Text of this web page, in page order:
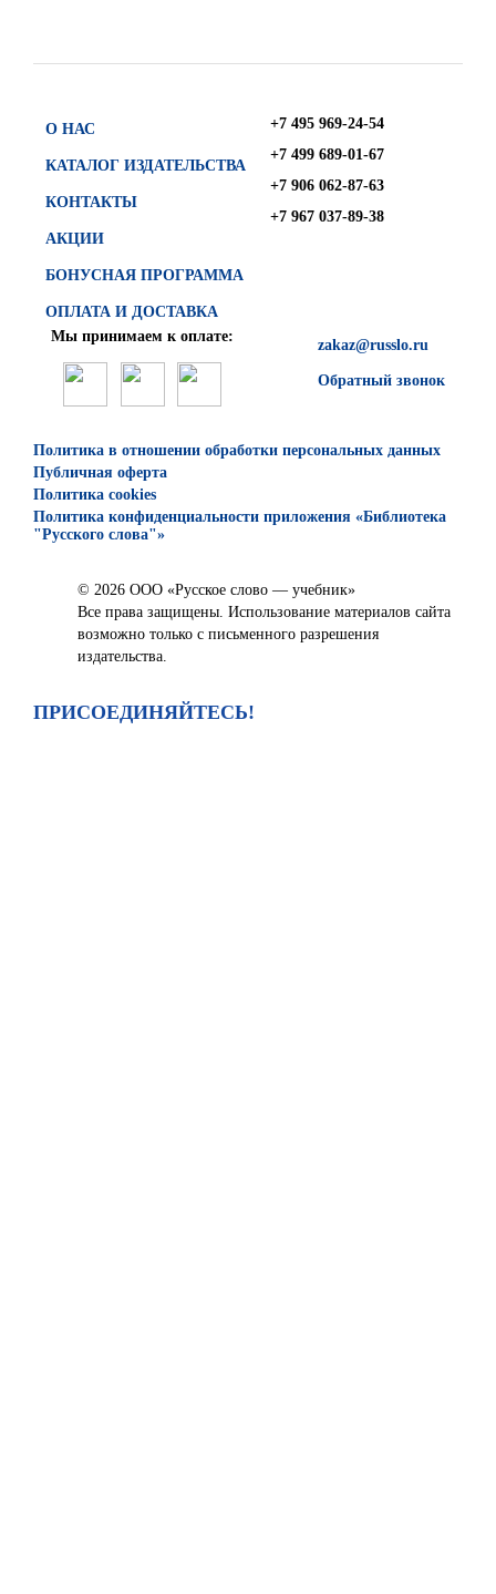
О НАС
КАТАЛОГ ИЗДАТЕЛЬСТВА
КОНТАКТЫ
АКЦИИ
БОНУСНАЯ ПРОГРАММА
ОПЛАТА И ДОСТАВКА
+7 495 969-24-54
+7 499 689-01-67
+7 906 062-87-63
+7 967 037-89-38
zakaz@russlo.ru
Обратный звонок
Мы принимаем к оплате:
Политика в отношении обработки персональных данных
Публичная оферта
Политика cookies
Политика конфиденциальности приложения «Библиотека
"Русского слова"»
© 2026 ООО «Русское слово — учебник»
Все права защищены. Использование материалов сайта
возможно только с письменного разрешения
издательства.
ПРИСОЕДИНЯЙТЕСЬ!